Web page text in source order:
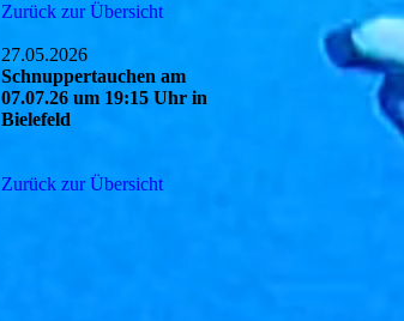
Zurück zur Übersicht
27.05.2026
Schnuppertauchen am
07.07.26 um 19:15 Uhr in
Bielefeld
Zurück zur Übersicht